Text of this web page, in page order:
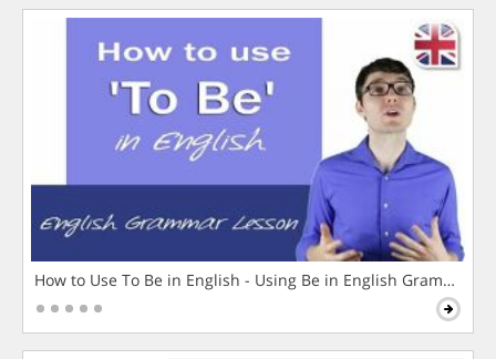
How to Use To Be in English - Using Be in English Grammar